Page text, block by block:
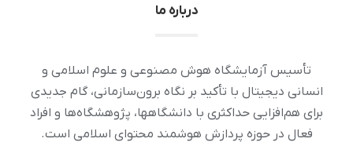
درباره ما
تأسیس آزمایشگاه هوش مصنوعی و علوم اسلامی و
انسانی دیجیتال با تأکید بر نگاه برون‌سازمانی، گام جدیدی
برای هم‌افزایی حداکثری با دانشگاهها، پژوهشگاه‌ها و افراد
فعال در حوزه پردازش هوشمند محتوای اسلامی است.